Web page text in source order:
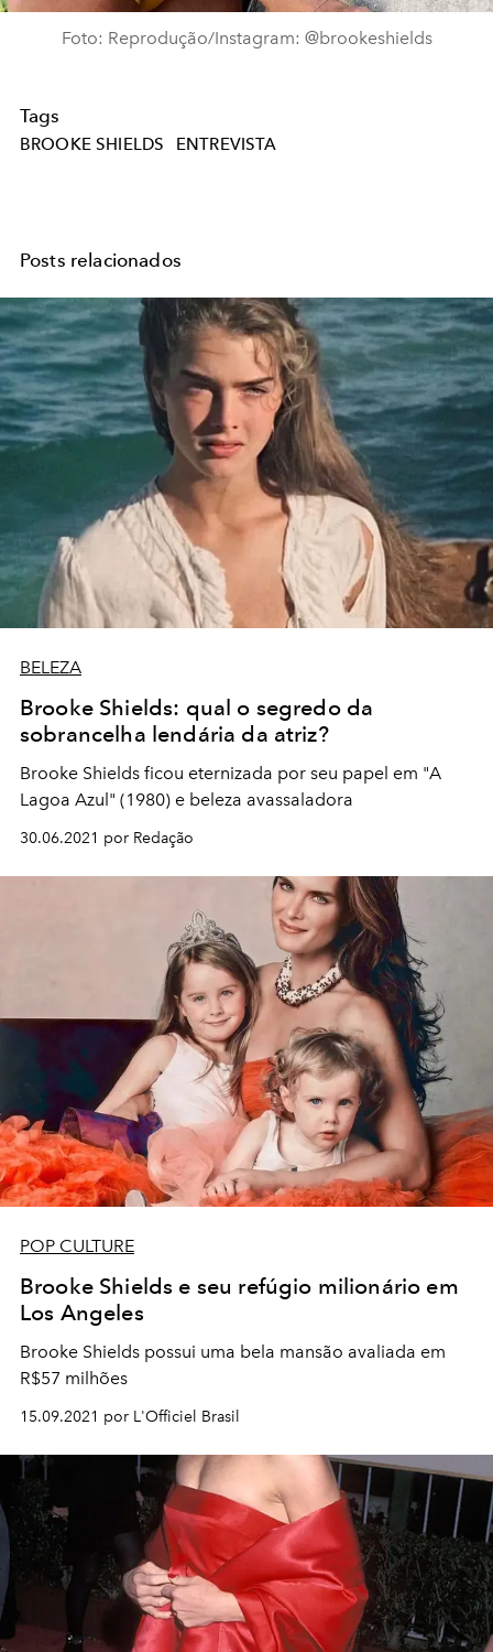
Foto: Reprodução/Instagram: @brookeshields
Tags
BROOKE SHIELDS ENTREVISTA
Posts relacionados
BELEZA
Brooke Shields: qual o segredo da
sobrancelha lendária da atriz?
Brooke Shields ficou eternizada por seu papel em "A
Lagoa Azul" (1980) e beleza avassaladora
30.06.2021 por Redação
POP CULTURE
Brooke Shields e seu refúgio milionário em
Los Angeles
Brooke Shields possui uma bela mansão avaliada em
R$57 milhões
15.09.2021 por L'Officiel Brasil